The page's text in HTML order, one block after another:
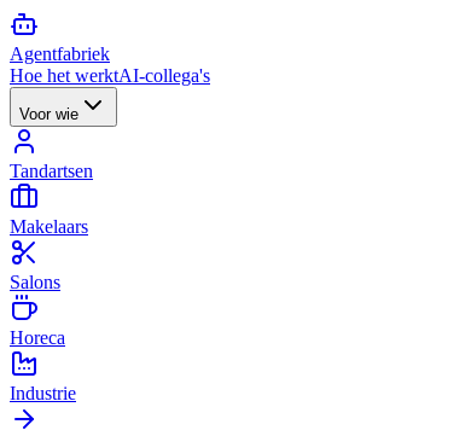
Agentfabriek
Hoe het werktAI-collega's
Voor wie
Tandartsen
Makelaars
Salons
Horeca
Industrie